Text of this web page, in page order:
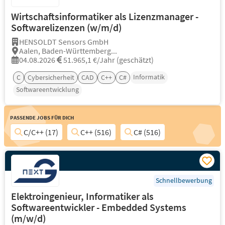
Wirtschaftsinformatiker als Lizenzmanager -
Softwarelizenzen (w/m/d)
HENSOLDT Sensors GmbH
Aalen, Baden-Württemberg...
04.08.2026
51.965,1 €/Jahr (geschätzt)
C Cybersicherheit CAD C++ C#
Informatik
Softwareentwicklung
Passende Jobs für Dich
C/C++ (17)
C++ (516) C# (516)
Schnellbewerbung
Elektroingenieur, Informatiker als
Softwareentwickler - Embedded Systems
(m/w/d)